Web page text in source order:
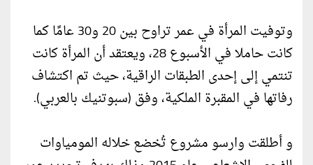
وتوفيت المرأة في عمر تراوح بين 20 و30 عامًا كما
كانت حاملا في الأسبوع 28، ويعتقد أن المرأة كانت
تنتمي إلى إحدى الطبقات الراقية، حيث تم اكتشاف
رفاتها في المقبرة الملكية، وفق (سبوتنيك بالعربي).
و أطلقت وارسو مشروع تُخضع خلاله المومياوات